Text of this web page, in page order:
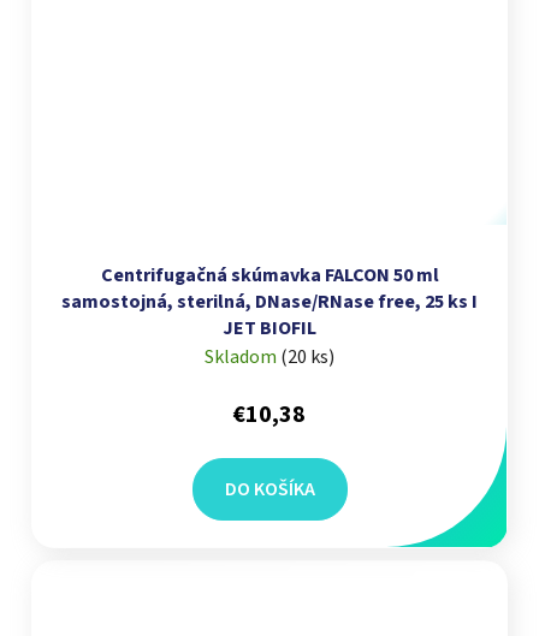
Centrifugačná skúmavka FALCON 50 ml
samostojná, sterilná, DNase/RNase free, 25 ks I
JET BIOFIL
Skladom (20 ks)
€10,38
DO KOŠÍKA